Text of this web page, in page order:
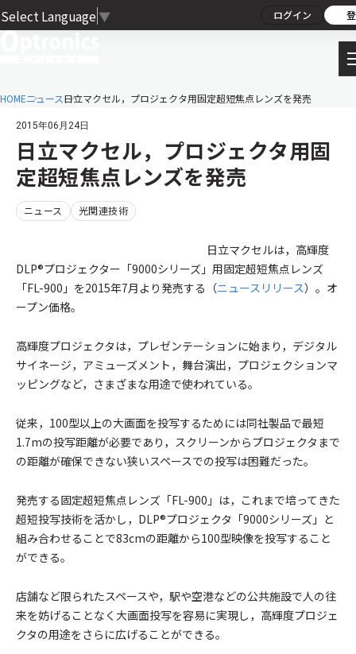
Select Language ▼ ログイン
HOMEニュース日立マクセル，プロジェクタ用固定超短焦点レンズを発売
2015年06月24日
日立マクセル，プロジェクタ用固
定超短焦点レンズを発売
ニュース 光関連技術
日立マクセルは，高輝度
DLP®プロジェクター「9000シリーズ」用固定超短焦点レンズ
「FL-900」を2015年7月より発売する（ニュースリリース）。オ
ープン価格。
高輝度プロジェクタは，プレゼンテーションに始まり，デジタル
サイネージ，アミューズメント，舞台演出，プロジェクションマ
ッピングなど，さまざまな用途で使われている。
従来，100型以上の大画面を投写するためには同社製品で最短
1.7mの投写距離が必要であり，スクリーンからプロジェクタまで
の距離が確保できない狭いスペースでの投写は困難だった。
発売する固定超短焦点レンズ「FL-900」は，これまで培ってきた
超短投写技術を活かし，DLP®プロジェクタ「9000シリーズ」と
組み合わせることで83cmの距離から100型映像を投写すること
ができる。
店舗など限られたスペースや，駅や空港などの公共施設で人の往
来を妨げることなく大画面投写を容易に実現し，高輝度プロジェ
クタの用途をさらに広げることができる。